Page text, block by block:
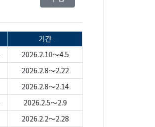
기간
2026.2.10～4.5
2026.2.8～2.22
2026.2.8～2.14
2026.2.5～2.9
2026.2.2～2.28